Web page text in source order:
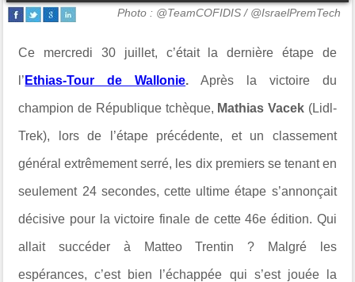
Photo : @TeamCOFIDIS / @IsraelPremTech
Ce mercredi 30 juillet, c’était la dernière étape de
l’ Ethias-Tour de Wallonie. Après la victoire du
champion de République tchèque, Mathias Vacek(Lidl-
Trek), lors de l’étape précédente, et un classement
général extrêmement serré, les dix premiers se tenant en
seulement 24 secondes, cette ultime étape s’annonçait
décisive pour la victoire finale de cette 46e édition. Qui
allait succéder à Matteo Trentin ? Malgré les
espérances, c’est bien l’échappée qui s’est jouée la